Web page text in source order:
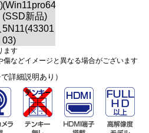
ます
などイメージと異なる場合がございます
詳細説明あり）